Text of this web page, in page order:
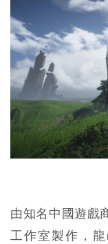
由知名中國遊戲
工作室製作，